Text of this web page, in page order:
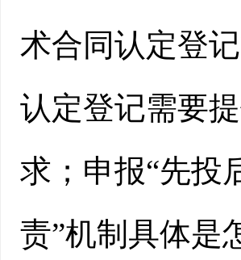
术合同认定登
认定登记需要
求；申报“先投
责”机制具体是